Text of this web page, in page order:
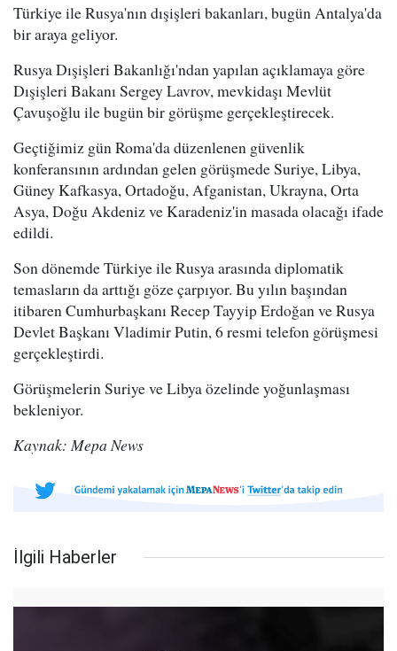
Türkiye ile Rusya'nın dışişleri bakanları, bugün Antalya'da
bir araya geliyor.
Rusya Dışişleri Bakanlığı'ndan yapılan açıklamaya göre
Dışişleri Bakanı Sergey Lavrov, mevkidaşı Mevlüt
Çavuşoğlu ile bugün bir görüşme gerçekleştirecek.
Geçtiğimiz gün Roma'da düzenlenen güvenlik
konferansının ardından gelen görüşmede Suriye, Libya,
Güney Kafkasya, Ortadoğu, Afganistan, Ukrayna, Orta
Asya, Doğu Akdeniz ve Karadeniz'in masada olacağı ifade
edildi.
Son dönemde Türkiye ile Rusya arasında diplomatik
temasların da arttığı göze çarpıyor. Bu yılın başından
itibaren Cumhurbaşkanı Recep Tayyip Erdoğan ve Rusya
Devlet Başkanı Vladimir Putin, 6 resmi telefon görüşmesi
gerçekleştirdi.
Görüşmelerin Suriye ve Libya özelinde yoğunlaşması
bekleniyor.
Kaynak: Mepa News
İlgili Haberler